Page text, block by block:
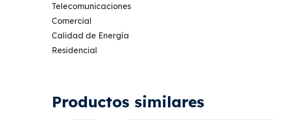
Telecomunicaciones
Comercial
Calidad de Energía
Residencial
Productos similares